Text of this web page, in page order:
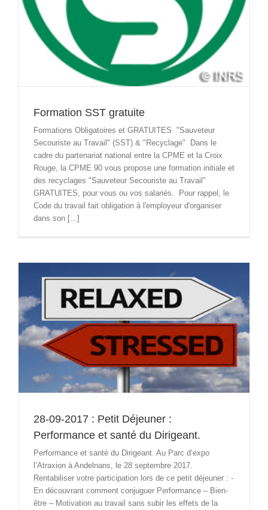
Formation SST gratuite
Formations Obligatoires et GRATUITES "Sauveteur
Secouriste au Travail" (SST) & "Recyclage" Dans le
cadre du partenariat national entre la CPME et la Croix
Rouge, la CPME 90 vous propose une formation initiale et
des recyclages "Sauveteur Secouriste au Travail"
GRATUITES, pour vous ou vos salariés. Pour rappel, le
Code du travail fait obligation à l'employeur d'organiser
dans son [...]
28-09-2017 : Petit Déjeuner :
Performance et santé du Dirigeant.
Performance et santé du Dirigeant. Au Parc d’expo
l’Atraxion à Andelnans, le 28 septembre 2017.
Rentabiliser votre participation lors de ce petit déjeuner : -
En découvrant comment conjuguer Performance – Bien-
être – Motivation au travail sans subir les effets de la